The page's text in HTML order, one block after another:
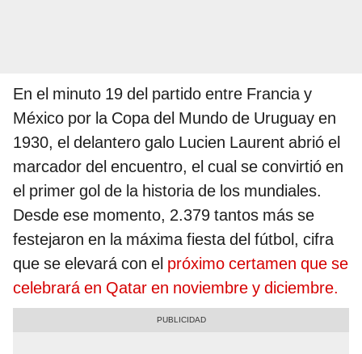
En el minuto 19 del partido entre Francia y
México por la Copa del Mundo de Uruguay en
1930, el delantero galo Lucien Laurent abrió el
marcador del encuentro, el cual se convirtió en
el primer gol de la historia de los mundiales.
Desde ese momento, 2.379 tantos más se
festejaron en la máxima fiesta del fútbol, cifra
que se elevará con el próximo certamen que se
celebrará en Qatar en noviembre y diciembre.